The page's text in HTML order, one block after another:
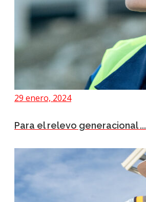
29 enero, 2024
Para el relevo generacional ...